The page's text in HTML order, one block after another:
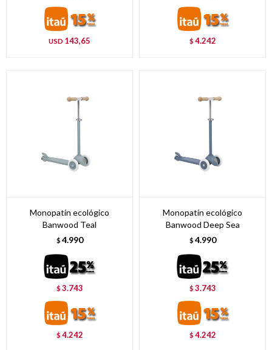
USD 143,65 $4.242
Monopatín ecológico
Banwood Teal
$ 4.990
$3.743
$4.242
Monopatín ecológico
Banwood Deep Sea
$ 4.990
$3.743
$4.242